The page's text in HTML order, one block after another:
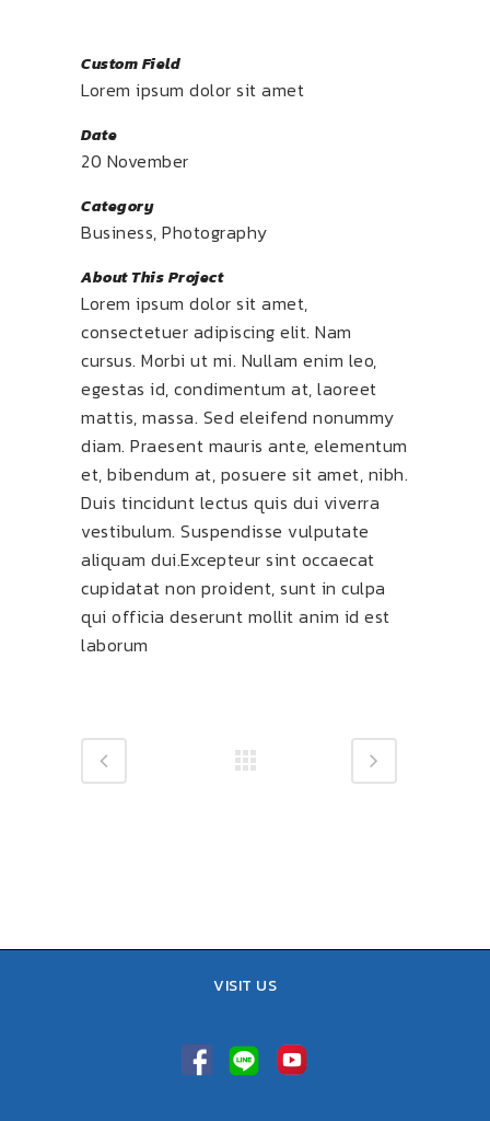
Custom Field
Lorem ipsum dolor sit amet
Date
20 November
Category
Business, Photography
About This Project
Lorem ipsum dolor sit amet,
consectetuer adipiscing elit. Nam
cursus. Morbi ut mi. Nullam enim leo,
egestas id, condimentum at, laoreet
mattis, massa. Sed eleifend nonummy
diam. Praesent mauris ante, elementum
et, bibendum at, posuere sit amet, nibh.
Duis tincidunt lectus quis dui viverra
vestibulum. Suspendisse vulputate
aliquam dui.Excepteur sint occaecat
cupidatat non proident, sunt in culpa
qui officia deserunt mollit anim id est
laborum
VISIT US